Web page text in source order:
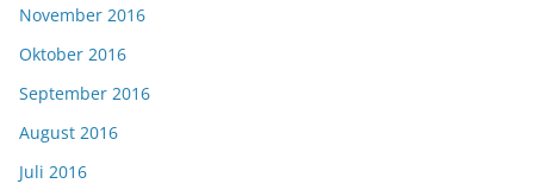
November 2016
Oktober 2016
September 2016
August 2016
Juli 2016